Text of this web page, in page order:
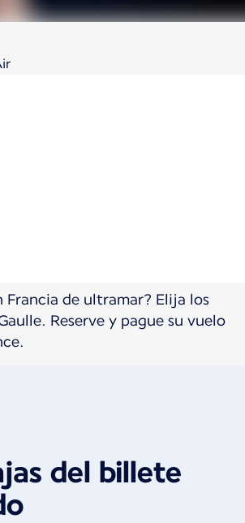
de ultramar? Elija los
Reserve y pague su vuelo
del billete